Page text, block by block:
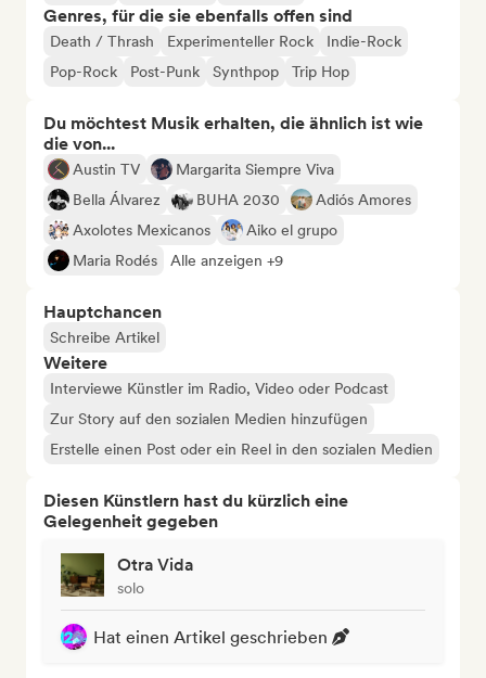
Genres, für die sie ebenfalls offen sind
Death / Thrash Experimenteller Rock
Indie-Rock
Pop-Rock
Post-Punk Synthpop Trip Hop
Du möchtest Musik erhalten, die ähnlich ist wie
die von...
Austin TV
Margarita Siempre Viva
Bella Álvarez
BUHA 2030
Adiós Amores
Axolotes Mexicanos
Aiko el grupo
Maria Rodés
Alle anzeigen +9
Hauptchancen
Schreibe Artikel
Weitere
Interviewe Künstler im Radio, Video oder Podcast
Zur Story auf den sozialen Medien hinzufügen
Erstelle einen Post oder ein Reel in den sozialen Medien
Diesen Künstlern hast du kürzlich eine
Gelegenheit gegeben
Otra Vida
solo
Hat einen Artikel geschrieben